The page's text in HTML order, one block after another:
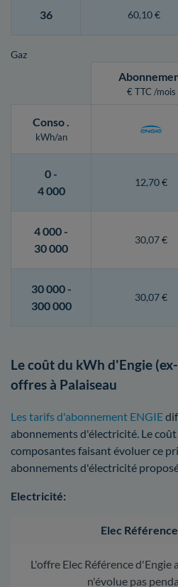
36 60,10 €
Gaz
€ TTC /mois
Conso.
kWh/an
0 -
4 000
12,70 €
4 000 -
30 000
30,07 €
30 000 -
300 000
30,07 €
Le coût du kWh d'Engie
offres à Palaiseau
Les tarifs d'abonnement ENGIE
abonnements d'électricité. Le
composantes faisant évoluer ce
abonnements d'électricité
Electricité:
Elec
L'offre Elec Référence d'Engie
n'évolue pas